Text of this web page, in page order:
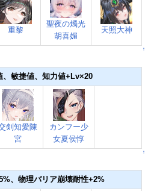
重黎
聖夜の燭光
胡喜媚
天照大神
↑
、敏捷値、知力値+Lv×20
剣知愛陳
宮
カンフー少
女夏侯惇
↑
、物理バリア崩壊耐性+2%